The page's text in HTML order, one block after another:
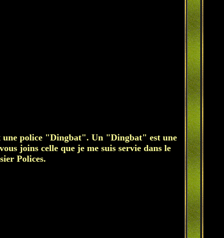
une police "Dingbat". Un "Dingbat" est une
joins celle que je me suis servie dans le
Polices.